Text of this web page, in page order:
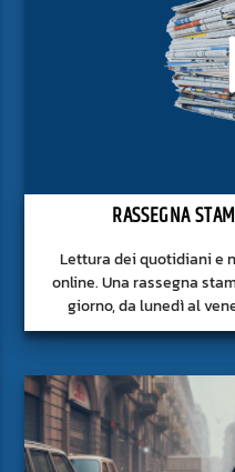
RASSEGNA
Lettura dei quotidiani e
online. Una rassegna
giorno, da lunedì al
approfondito delle